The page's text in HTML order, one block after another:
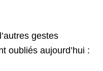
gestes
oubliés aujourd’hui :